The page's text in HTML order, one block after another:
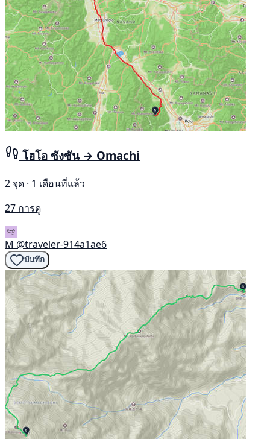
โฮโอ ซังซัน → Omachi
2 จุด · 1 เดือนที่แล้ว
27 การดู
M @traveler-914a1ae6
บันทึก